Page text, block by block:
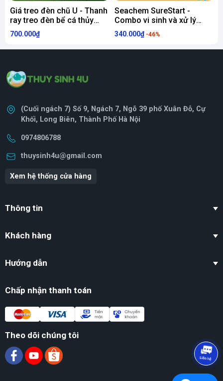
Giá treo đèn chũ U - Thanh
ray treo đèn bể cá thủy
sinh
700.000₫
Seachem SureStart -
Combo vi sinh và xử lý
nước cho bể mới
340.000₫ -46%
(Cuối ngách 7) Số 9, Ngách 7, Ngõ 39 phố Xuân Đỗ, Cự
Khối, Long Biên, Thành Phố Hà Nội
0974806788
thuysinh4u@gmail.com
Xem hệ thống cửa hàng
Thông tin
Khách hàng
Hướng dẫn
Chấp nhận thanh toán
Theo dõi chúng tôi